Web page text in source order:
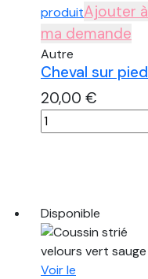
produitAjouter à
ma demande
Autre
Cheval sur pied
20,00 €
quantité
de
Disponible
Voir le